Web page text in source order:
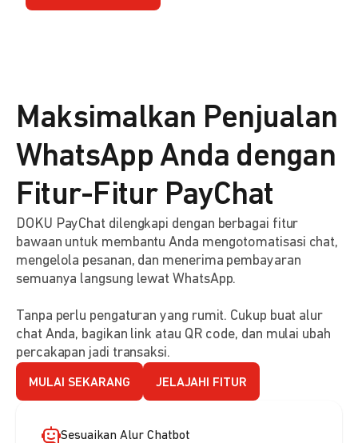
Maksimalkan Penjualan
WhatsApp Anda dengan
Fitur-Fitur PayChat
DOKU PayChat dilengkapi dengan berbagai fitur
bawaan untuk membantu Anda mengotomatisasi chat,
mengelola pesanan, dan menerima pembayaran
semuanya langsung lewat WhatsApp.
Tanpa perlu pengaturan yang rumit. Cukup buat alur
chat Anda, bagikan link atau QR code, dan mulai ubah
percakapan jadi transaksi.
MULAI SEKARANG JELAJAHI FITUR
Sesuaikan Alur Chatbot